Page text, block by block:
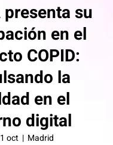
su
en el
COPID:
la
en el
digital
oct
  |
Madrid